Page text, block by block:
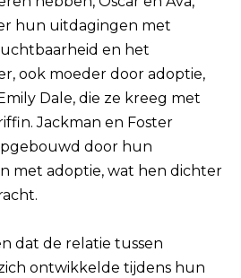
hun uitdagingen met
en het
ook moeder door adoptie,
Dale, die ze kreeg met
Jackman en Foster
door hun
met adoptie, wat hen dichter
dat de relatie tussen
ontwikkelde tijdens hun